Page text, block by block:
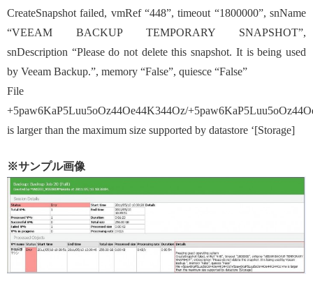
CreateSnapshot failed, vmRef “448”, timeout “1800000”, snName
“VEEAM BACKUP TEMPORARY SNAPSHOT”,
snDescription “Please do not delete this snapshot. It is being used
by Veeam Backup.”, memory “False”, quiesce “False”
File
+5paw6KaP5Luu5oOz44Oe44K344Oz/
is larger than the maximum size supported by datastore ‘[Storage]
※サンプル画像